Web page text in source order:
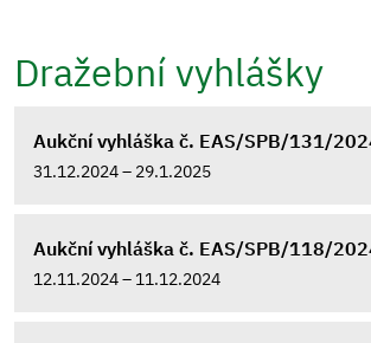
Dražební vyhlášky
Aukční vyhláška č. EAS/SPB/131/
31.12.2024 – 29.1.2025
Aukční vyhláška č. EAS/SPB/118/
12.11.2024 – 11.12.2024